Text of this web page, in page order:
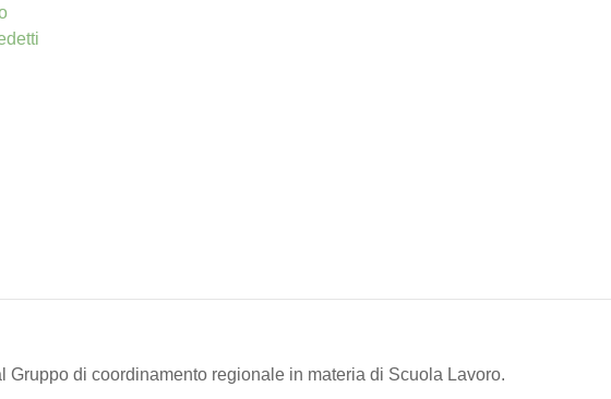
Gruppo di coordinamento regionale in materia di Scuola Lavoro.